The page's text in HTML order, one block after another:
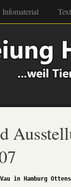
Infomaterial
in Hamburg